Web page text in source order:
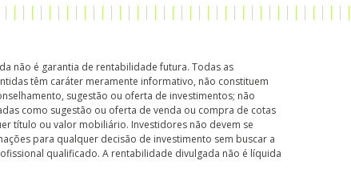
não é garantia de rentabilidade futura. Todas as
têm caráter meramente informativo, não constituem
sugestão ou oferta de investimentos; não
como sugestão ou oferta de venda ou compra de cotas
título ou valor mobiliário. Investidores não devem se
para qualquer decisão de investimento sem buscar a
qualificado. A rentabilidade divulgada não é líquida